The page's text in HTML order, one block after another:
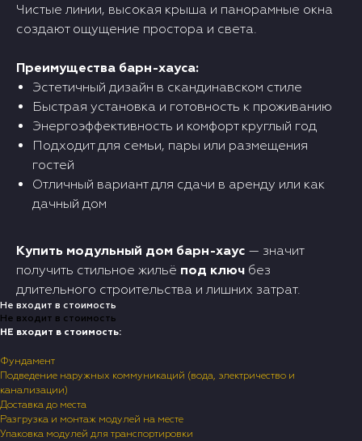
Чистые линии, высокая крыша и панорамные окна
создают ощущение простора и света.
Преимущества барн-хауса:
Эстетичный дизайн в скандинавском стиле
Быстрая установка и готовность к проживанию
Энергоэффективность и комфорт круглый год
Подходит для семьи, пары или размещения
гостей
Отличный вариант для сдачи в аренду или как
дачный дом
Купить модульный дом барн-хаус — значит
получить стильное жильё под ключ без
длительного строительства и лишних затрат.
Не входит в стоимость
Не входит в стоимость
НЕ входит в стоимость:
Фундамент
Подведение наружных коммуникаций (вода, электричество и
канализации)
Доставка до места
Разгрузка и монтаж модулей на месте
Упаковка модулей для транспортировки